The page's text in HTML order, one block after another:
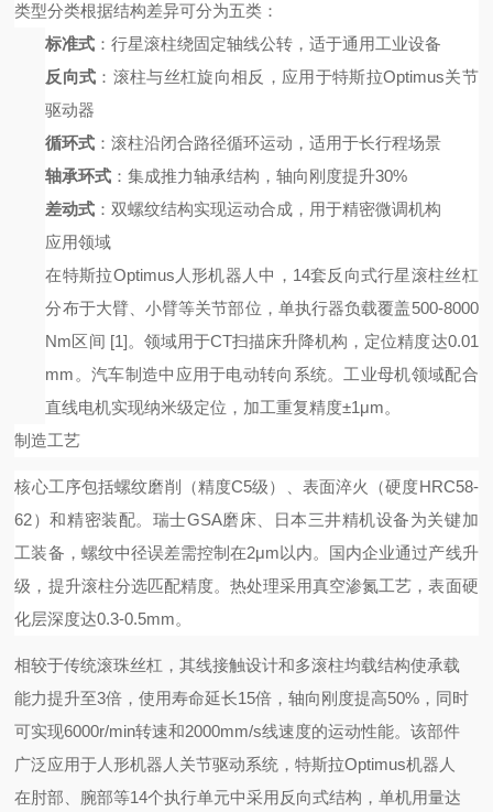
类型分类根据结构差异可分为五类：
标准式 ：行星滚柱绕固定轴线公转，适于通用工业设备
反向式 ：滚柱与丝杠旋向相反，应用于特斯拉Optimus关节
驱动器
循环式 ：滚柱沿闭合路径循环运动，适用于长行程场景
轴承环式 ：集成推力轴承结构，轴向刚度提升30%
差动式 ：双螺纹结构实现运动合成，用于精密微调机构
应用领域
在特斯拉Optimus人形机器人中，14套反向式行星滚柱丝杠
分布于大臂、小臂等关节部位，单执行器负载覆盖500-8000
Nm区间 [1]。领域用于CT扫描床升降机构，定位精度达0.01
mm。汽车制造中应用于电动转向系统。工业母机领域配合
直线电机实现纳米级定位，加工重复精度±1μm。
制造工艺
核心工序包括螺纹磨削（精度C5级）、表面淬火（硬度HRC58-
62）和精密装配。瑞士GSA磨床、日本三井精机设备为关键加
工装备，螺纹中径误差需控制在2μm以内。国内企业通过产线升
级，提升滚柱分选匹配精度。热处理采用真空渗氮工艺，表面硬
化层深度达0.3-0.5mm。
相较于传统滚珠丝杠，其线接触设计和多滚柱均载结构使承载
能力提升至3倍，使用寿命延长15倍，轴向刚度提高50%，同时
可实现6000r/min转速和2000mm/s线速度的运动性能。该部件
广泛应用于人形机器人关节驱动系统，特斯拉Optimus机器人
在肘部、腕部等14个执行单元中采用反向式结构，单机用量达